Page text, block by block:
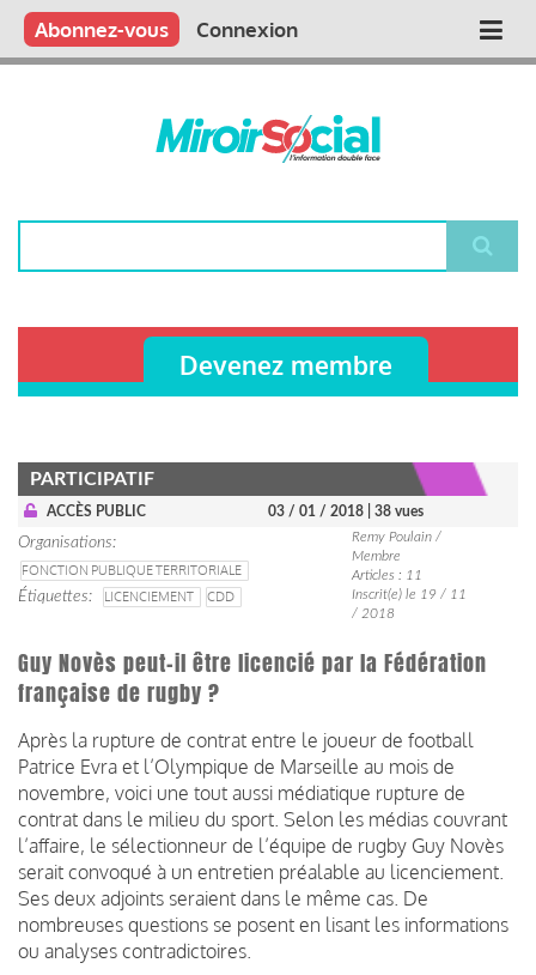
Aller
contenu
Main
Qui sommes nous ?
Vous publiez
Nous publions
Contactez-nous
Abonnez-vous Connexion
Devenez membre
PARTICIPATIF
ACCÈS PUBLIC 03 / 01 / 2018 | 38 vues
Organisations
FONCTION PUBLIQUE TERRITORIALE
Étiquettes
LICENCIEMENT CDD
Remy Poulain /
Membre
Articles : 11
Inscrit(e) le 19 / 11
/ 2018
Guy Novès peut-il être licencié par la Fédération
française de rugby ?
Après la rupture de contrat entre le joueur de football
Patrice Evra et l’Olympique de Marseille au mois de
novembre, voici une tout aussi médiatique rupture de
contrat dans le milieu du sport. Selon les médias couvrant
l’affaire, le sélectionneur de l’équipe de rugby Guy Novès
serait convoqué à un entretien préalable au licenciement.
Ses deux adjoints seraient dans le même cas. De
nombreuses questions se posent en lisant les informations
ou analyses contradictoires.